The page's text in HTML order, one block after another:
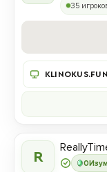
35
KLINOKUS.FUN
R 0